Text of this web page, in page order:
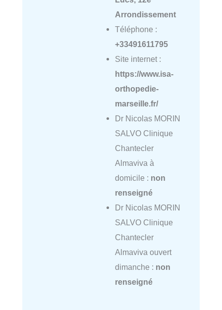
Arrondissement
Téléphone :
+33491611795
Site internet :
https://www.isa-
orthopedie-
marseille.fr/
Dr Nicolas MORIN
SALVO Clinique
Chantecler
Almaviva à
domicile : non
renseigné
Dr Nicolas MORIN
SALVO Clinique
Chantecler
Almaviva ouvert
dimanche : non
renseigné